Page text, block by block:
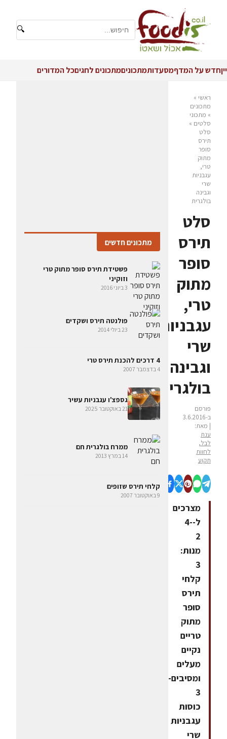
🔍
ייןחדש על המדףמסעדותמתכוניםמתכונים לחגיםכל המדורים
ראשי »
מתכונים
» מתכוני
סלטים »
סלט
תירס
סופר
מתוק
טרי,
עגבניות
שרי
וגבינה
בולגרית
סלט
תירס
סופר
מתוק
טרי,
עגבניות
שרי
וגבינה
בולגרית
פורסם
ב-3.6.2016
| מאת:
ענת
לבל,
לחוות
תקוע
מצרכים
ל-4-
2
מנות:
3
קלחי
תירס
סופר
מתוק
טריים
נקיים
מעלים
ומסיבים4-
3
כוסות
עגבניות
שרי
מתכונים חדשים
פשטידת תירס סופר מתוק טרי
וזוקיני
3 ביוני 2016
פולנטה תירס ושקדים
23 ביולי 2014
4 דרכים להכנת תירס טרי
4 בדצמבר 2007
גספצ'ו עגבניות עשיר
21 באוקטובר 2025
ממרח בולגרית חם
14 במרץ 2013
קלחי תירס שזופים
9 באוקטובר 2007